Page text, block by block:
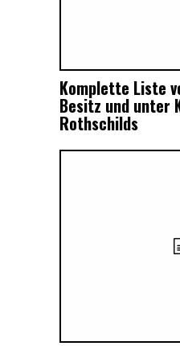
Komplette Liste
Besitz und unter
Rothschilds